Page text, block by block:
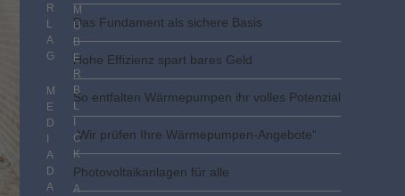
Das Fundament als sichere Basis
Hohe Effizienz spart bares Geld
So entfalten Wärmepumpen ihr volles Potenzial
„Wir prüfen Ihre Wärmepumpen-Angebote“
Photovoltaik­­anlagen für alle
R
L
A
G
M
E
D
A
D
A
M
Ü
B
E
R
B
L
C
K
A